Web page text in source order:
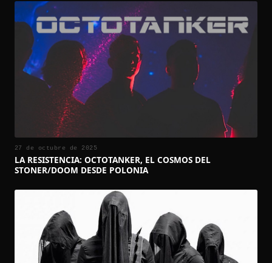
27 de octubre de 2025
LA RESISTENCIA: OCTOTANKER, EL COSMOS DEL
STONER/DOOM DESDE POLONIA